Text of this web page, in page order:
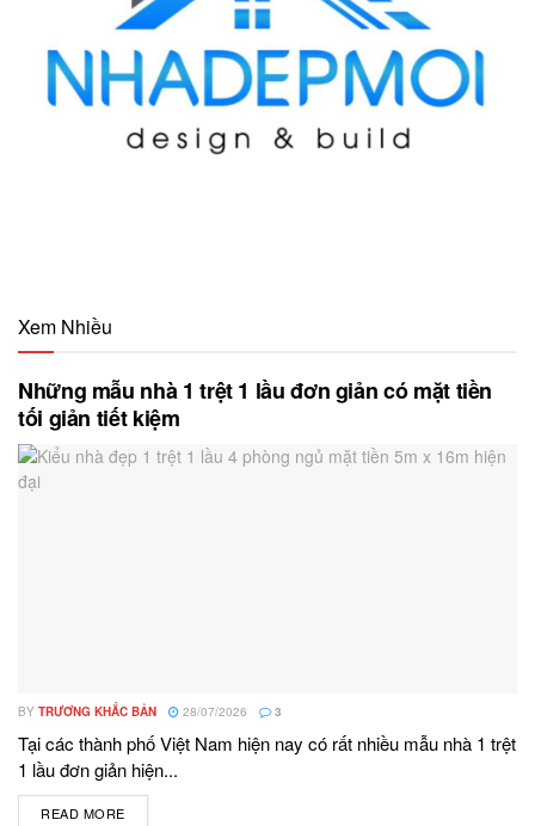
Xem Nhiều
Những mẫu nhà 1 trệt 1 lầu đơn giản có mặt tiền
tối giản tiết kiệm
BY TRƯƠNG KHẮC BẢN 28/07/2026 3
Tại các thành phố Việt Nam hiện nay có rất nhiều mẫu nhà 1 trệt
1 lầu đơn giản hiện...
READ MORE